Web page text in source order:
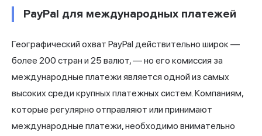
PayPal для международных платежей
Географический охват PayPal действительно широк —
более 200 стран и 25 валют, — но его комиссия за
международные платежи является одной из самых
высоких среди крупных платежных систем. Компаниям,
которые регулярно отправляют или принимают
международные платежи, необходимо внимательно